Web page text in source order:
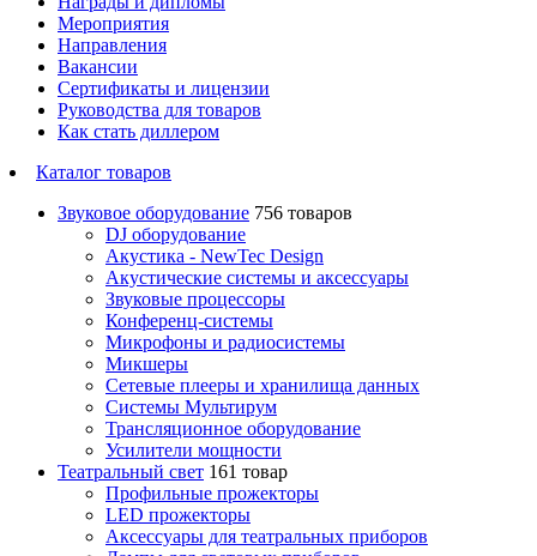
Мероприятия
Направления
Вакансии
Сертификаты и лицензии
Руководства для товаров
Как стать диллером
Каталог товаров
Звуковое оборудование 756 товаров
DJ оборудование
Акустика - NewTec Design
Акустические системы и аксессуары
Звуковые процессоры
Конференц-системы
Микрофоны и радиосистемы
Микшеры
Сетевые плееры и хранилища данных
Системы Мультирум
Трансляционное оборудование
Усилители мощности
Театральный свет 161 товар
Профильные прожекторы
LED прожекторы
Аксессуары для театральных приборов